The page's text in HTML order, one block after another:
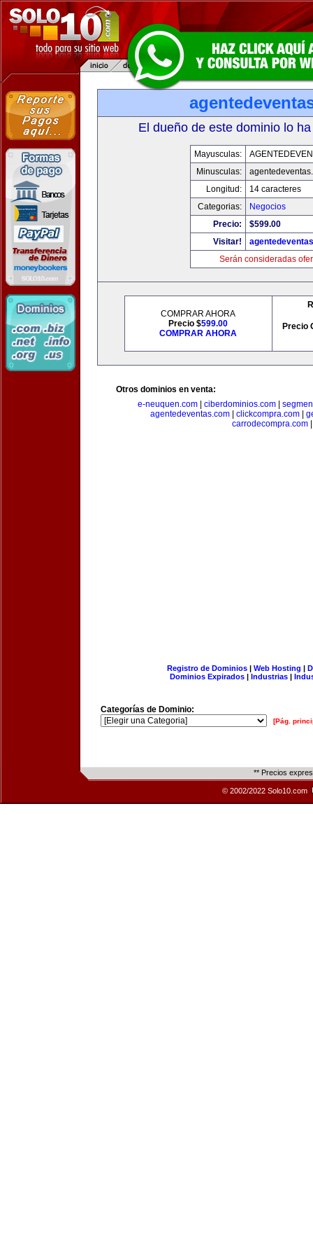
El dueño de este dominio lo
Mayusculas:
Minusculas:
Longitud:
14 caracteres
Categorias:
Negocios
Precio:
$599.00
Visitar!
Serán consideradas
COMPRAR AHORA
Precio $599.00
COMPRAR AHORA
Precio
Otros dominios en venta:
e-neuquen.com
ciberdominios.com
agentedeventas.com| clickcompra.com|
carrodecompra.com|
Registro de Dominios| Web Hosting |
Dominios Expirados | Industrias |
Categorías de Dominio:
[Pág.
** Precios
© 2002/2022 Solo10.com